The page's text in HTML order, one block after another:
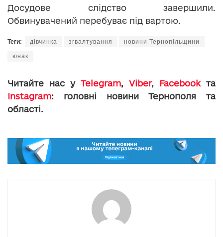
Досудове слідство завершили.
Обвинувачений перебуває під вартою.
Теги: дівчинка згвалтування новини Тернопільщини
юнак
Читайте нас у Telegram, Viber, Facebookта
Instagram: головні новини Тернополя та
області.